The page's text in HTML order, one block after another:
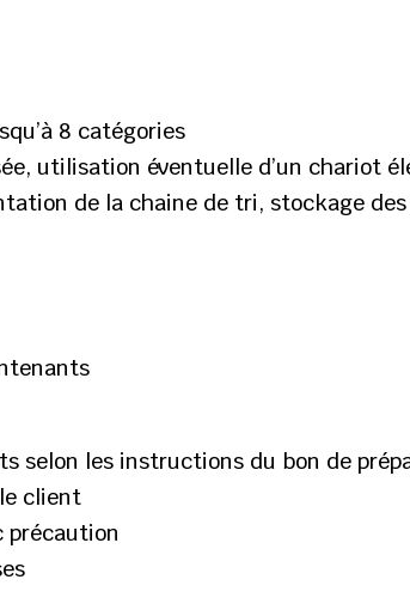
8 catégories
utilisation éventuelle d’un chariot
de la chaine de tri, stockage
selon les instructions du bon de
client
précaution